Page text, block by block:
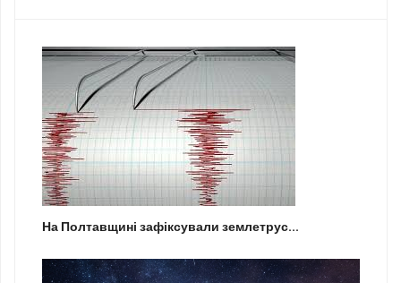
На Полтавщині зафіксували землетрус...